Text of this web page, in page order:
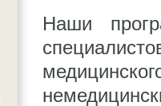
Наши